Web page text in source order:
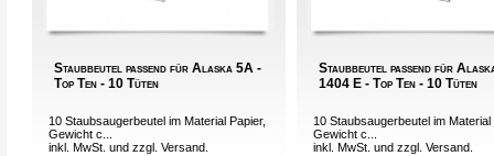
Staubbeutel passend für Alaska 5A -
Top Ten - 10 Tüten
10 Staubsaugerbeutel im Material Papier,
Gewicht c...
inkl. MwSt. und zzgl.Versand
Staubbeutel passend für
1404 E - Top Ten - 10 Tüten
10 Staubsaugerbeutel im Material
Gewicht c...
inkl. MwSt. und zzgl.Versand